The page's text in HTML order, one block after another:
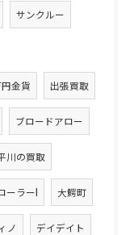
サンクルー
金貨 出張買取
ブロードアロー
川の買取
ーラーI 大鰐町
ノ デイデイト